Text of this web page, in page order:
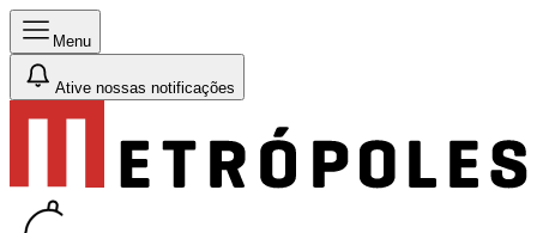
Menu
Ative nossas notificações